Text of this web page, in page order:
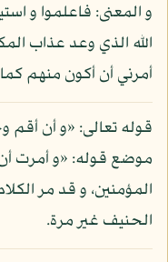
و المعنى: فاعلموا و
الله الذي وعد عذاب
أمرني أن أكون منهم
قوله تعالى: «و أن
موضع قوله: «و أمرت
المؤمنين، و قد مر
الحنيف غير مرة.